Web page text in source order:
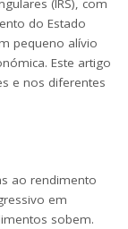
do Estado
pequeno alívio
Este artigo
e nos diferentes
ao rendimento
em
sobem.